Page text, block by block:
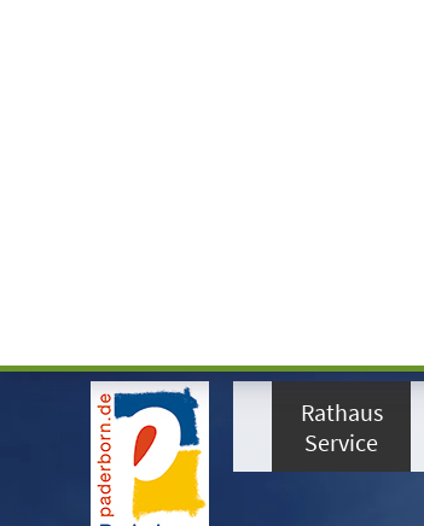
Assistenzsoftware
Rathaus
Service